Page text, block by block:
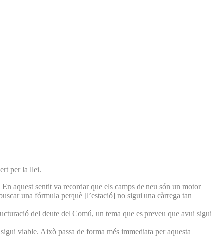
per la llei.
aquest sentit va recordar que els camps de neu són un motor
una fórmula perquè [l’estació] no sigui una càrrega tan
del deute del Comú, un tema que es preveu que avui sigui
viable. Això passa de forma més immediata per aquesta